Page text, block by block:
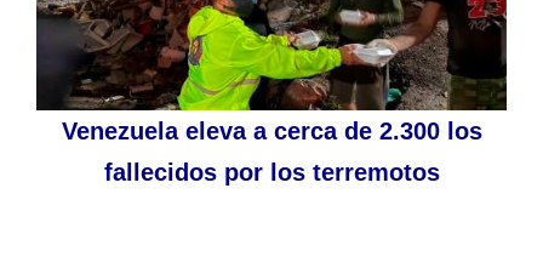
Venezuela eleva a cerca de 2.300 los
fallecidos por los terremotos